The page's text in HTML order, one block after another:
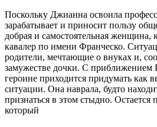
Поскольку Джианна освоила
зарабатывает и приносит пользу
добрая и самостоятельная женщина,
кавалер по имени Франческо.
родители, мечтающие о внуках и,
замужестве дочки. С приближением
героине приходится придумать как
ситуации. Она наврала, будто
признаться в этом стыдно. Остается
который